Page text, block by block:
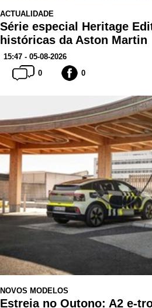
ACTUALIDADE
Série especial Heritage
históricas da Aston Martin
15:47 - 05-08-2026
0
0
NOVOS MODELOS
Estreia no Outono: A2 e-